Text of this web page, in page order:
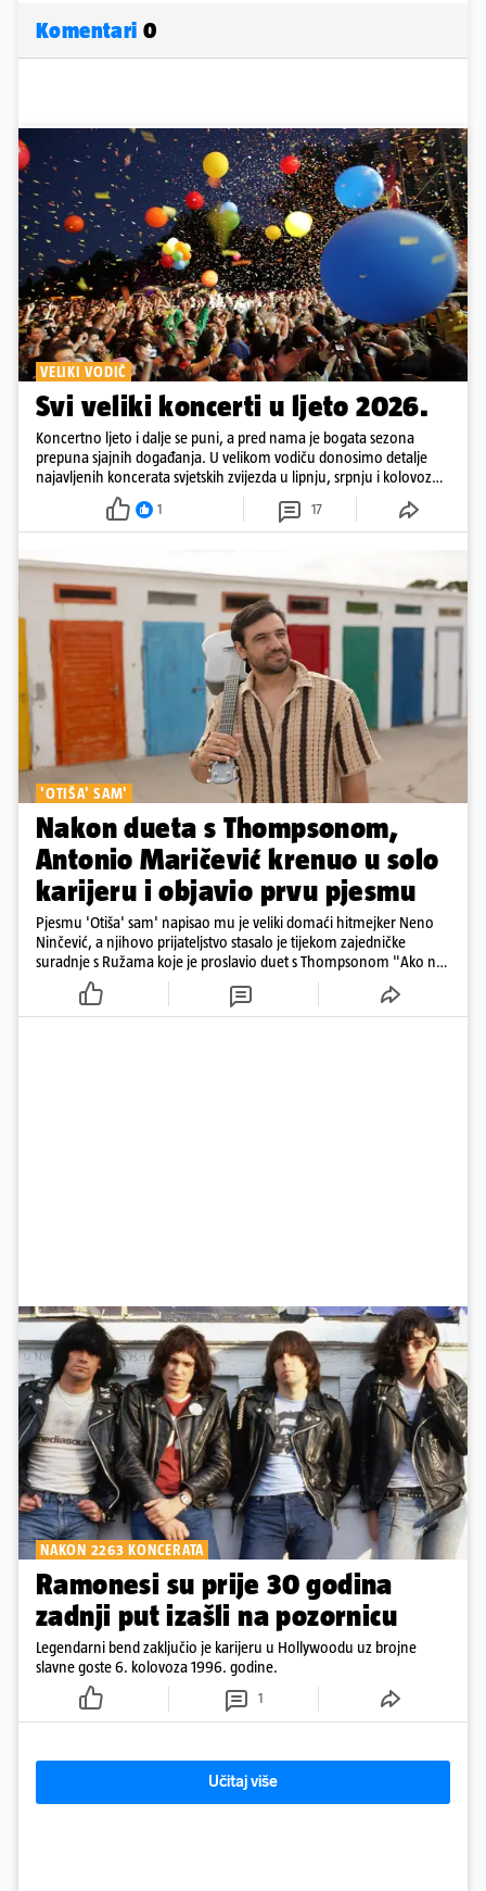
Komentari 0
VELIKI VODIČ
Svi veliki koncerti u ljeto 2026.
Koncertno ljeto i dalje se puni, a pred nama je bogata sezona
prepuna sjajnih događanja. U velikom vodiču donosimo detalje
najavljenih koncerata svjetskih zvijezda u lipnju, srpnju i kolovozu
2026. godine.
1 17
'OTIŠA' SAM'
Nakon dueta s Thompsonom,
Antonio Maričević krenuo u solo
karijeru i objavio prvu pjesmu
Pjesmu 'Otiša' sam' napisao mu je veliki domaći hitmejker Neno
Ninčević, a njihovo prijateljstvo stasalo je tijekom zajedničke
suradnje s Ružama koje je proslavio duet s Thompsonom "Ako ne
znaš što je bilo"
NAKON 2263 KONCERATA
Ramonesi su prije 30 godina
zadnji put izašli na pozornicu
Legendarni bend zaključio je karijeru u Hollywoodu uz brojne
slavne goste 6. kolovoza 1996. godine.
1
Učitaj više